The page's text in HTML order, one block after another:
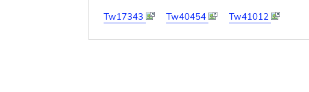
Tw17343
Tw40454 Tw41012